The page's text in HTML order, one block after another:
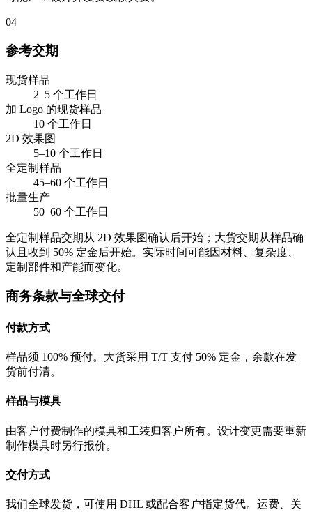
04
参考交期
现货样品
2–5 个工作日
加 Logo 的现货样品
10 个工作日
2D 效果图
5–10 个工作日
全定制样品
45–60 个工作日
批量生产
50–60 个工作日
全定制样品交期从 2D 效果图确认后开始；大货交期从样品确
认且收到 50% 定金后开始。实际时间可能因材料、复杂度、
定制部件和产能而变化。
商务条款与全球交付
付款方式
样品须 100% 预付。大货采用 T/T 支付 50% 定金，余款在发
货前付清。
样品与模具
由客户付费制作的模具和工装归客户所有。设计变更需要重新
制作模具时另行报价。
交付方式
我们全球发货，可使用 DHL 或配合客户指定货代。运费、关